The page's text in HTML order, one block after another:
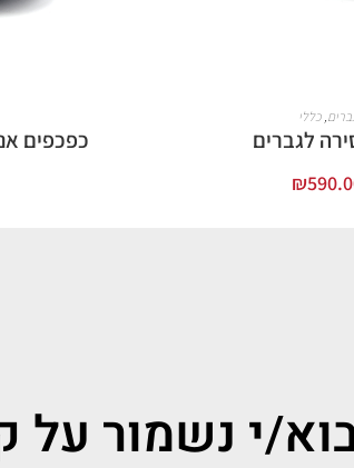
, כללי
לגברים
₪
כפכפים
י נשמור על